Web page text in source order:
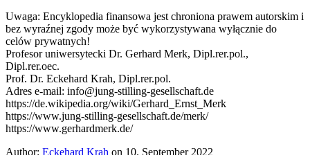
Uwaga: Encyklopedia finansowa jest chroniona prawem autorskim i
bez wyraźnej zgody może być wykorzystywana wyłącznie do
celów prywatnych!
Profesor uniwersytecki Dr. Gerhard Merk, Dipl.rer.pol.,
Dipl.rer.oec.
Prof. Dr. Eckehard Krah, Dipl.rer.pol.
Adres e-mail: info@jung-stilling-gesellschaft.de
https://de.wikipedia.org/wiki/Gerhard_Ernst_Merk
https://www.jung-stilling-gesellschaft.de/merk/
https://www.gerhardmerk.de/
Author: Eckehard Krah on 10. September 2022